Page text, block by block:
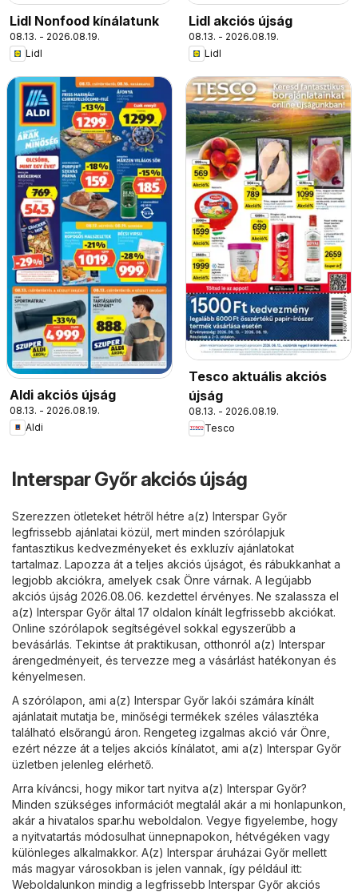
Lidl Nonfood kínálatunk
08.13. - 2026.08.19.
Lidl
Lidl akciós újság
08.13. - 2026.08.19.
Lidl
Aldi akciós újság
08.13. - 2026.08.19.
Aldi
Tesco aktuális akciós
újság
08.13. - 2026.08.19.
Tesco
Interspar Győr akciós újság
Szerezzen ötleteket hétről hétre a(z) Interspar Győr
legfrissebb ajánlatai közül, mert minden szórólapjuk
fantasztikus kedvezményeket és exkluzív ajánlatokat
tartalmaz. Lapozza át a teljes akciós újságot, és rábukkanhat a
legjobb akciókra, amelyek csak Önre várnak. A legújabb
akciós újság 2026.08.06. kezdettel érvényes. Ne szalassza el
a(z) Interspar Győr által 17 oldalon kínált legfrissebb akciókat.
Online szórólapok segítségével sokkal egyszerűbb a
bevásárlás. Tekintse át praktikusan, otthonról a(z) Interspar
árengedményeit, és tervezze meg a vásárlást hatékonyan és
kényelmesen.
A szórólapon, ami a(z) Interspar Győr lakói számára kínált
ajánlatait mutatja be, minőségi termékek széles választéka
található elsőrangú áron. Rengeteg izgalmas akció vár Önre,
ezért nézze át a teljes akciós kínálatot, ami a(z) Interspar Győr
üzletben jelenleg elérhető.
Arra kíváncsi, hogy mikor tart nyitva a(z) Interspar Győr?
Minden szükséges információt megtalál akár a mi honlapunkon,
akár a hivatalos spar.hu weboldalon. Vegye figyelembe, hogy
a nyitvatartás módosulhat ünnepnapokon, hétvégéken vagy
különleges alkalmakkor. A(z) Interspar áruházai Győr mellett
más magyar városokban is jelen vannak, így például itt:
Weboldalunkon mindig a legfrissebb Interspar Győr akciós